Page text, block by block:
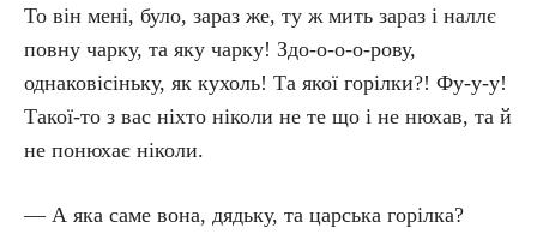
То він мені, було, зараз же, ту ж мить зараз і наллє
повну чарку, та яку чарку! Здо-о-о-о-рову,
однаковісіньку, як кухоль! Та якої горілки?! Фу-у-у!
Такої-то з вас ніхто ніколи не те що і не нюхав, та й
не понюхає ніколи.
— А яка саме вона, дядьку, та царська горілка?